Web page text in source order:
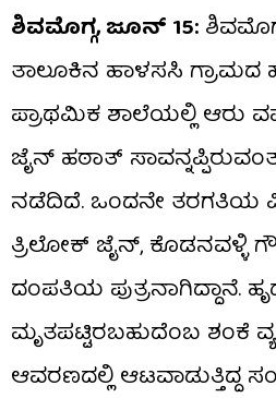
ಶಿವಮೊಗ್ಗ, ಜೂನ್ 15:
ತಾಲೂಕಿನ ಹಾಳಸಸಿ ಗ್ರಾಮದ
ಪ್ರಾಥಮಿಕ ಶಾಲೆಯಲ್ಲಿ ಆರು
ಜೈನ್ ಹಠಾತ್
ನಡೆದಿದೆ. ಒಂದನೇ ತರಗತಿಯ
ತ್ರಿಲೋಕ್ ಜೈನ್, ಕೊಡನವಳ್ಳಿ
ದಂಪತಿಯ ಪುತ್ರನಾಗಿದ್ದಾನೆ.
ಮೃತಪಟ್ಟಿರಬಹುದೆಂಬ ಶಂಕೆ
ಆವರಣದಲ್ಲಿ ಆಟವಾಡುತ್ತಿದ್ದ